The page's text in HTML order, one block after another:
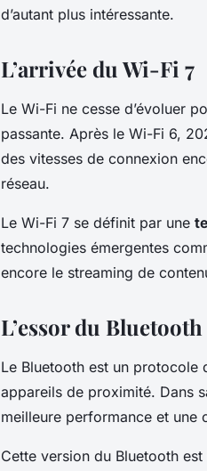
d’autant plus intéressante.
L’arrivée du Wi-Fi 7
Le Wi-Fi ne cesse d’évoluer
passante. Après le Wi-Fi 6,
des vitesses de connexion
réseau.
Le Wi-Fi 7 se définit par une
technologies émergentes
encore le streaming de
L’essor du Bluetooth
Le Bluetooth est un
appareils de proximité. Dans
meilleure performance et une
Cette version du Bluetooth est